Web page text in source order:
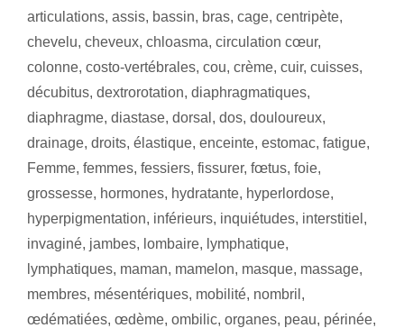
articulations, assis, bassin, bras, cage, centripète,
chevelu, cheveux, chloasma, circulation cœur,
colonne, costo-vertébrales, cou, crème, cuir, cuisses,
décubitus, dextrorotation, diaphragmatiques,
diaphragme, diastase, dorsal , dos, douloureux,
drainage, droits, élastique, enceinte, estomac, fatigue,
Femme, femmes, fessiers, fissurer, fœtus, foie,
grossesse, hormones, hydratante, hyperlordose,
hyperpigmentation, inférieurs, inquiétudes, interstitiel ,
invaginé, jambes, lombaire, lymphatique,
lymphatiques, maman, mamelon, masque, massage,
membres, mésentériques, mobilité, nombril ,
œdématiées, œdème, ombilic, organes, peau, périnée,